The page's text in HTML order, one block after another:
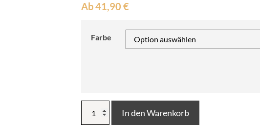
Ab41,90€
Farbe
Vorhang
+
In den Warenkorb